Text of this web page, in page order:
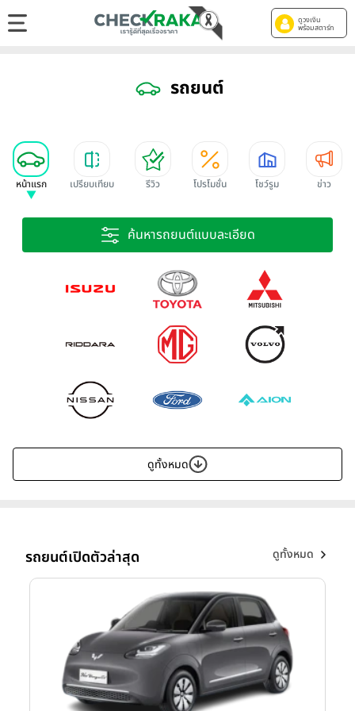
ดูวงเงิน
พร้อมสตาร์ท
รถยนต์
หน้าแรก เปรียบเทียบ รีวิว โปรโมชั่น โชว์รูม ข่าว
ค้นหารถยนต์แบบละเอียด
ดูทั้งหมด
รถยนต์เปิดตัวล่าสุด ดูทั้งหมด